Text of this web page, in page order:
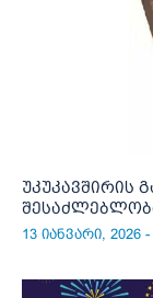
უკუკავშირის
13 იანვარი, 2026 -